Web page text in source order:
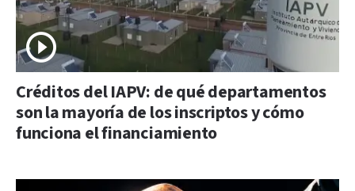
Créditos del IAPV: de qué departamentos
son la mayoría de los inscriptos y cómo
funciona el financiamiento